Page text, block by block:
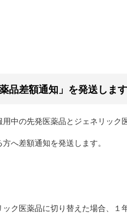
品差額通知」を発送します
中の先発医薬品とジェネリック
へ差額通知を発送します。
ック医薬品に切り替えた場合、